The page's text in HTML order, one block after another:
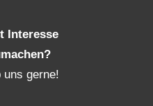
Interesse
uns gerne!